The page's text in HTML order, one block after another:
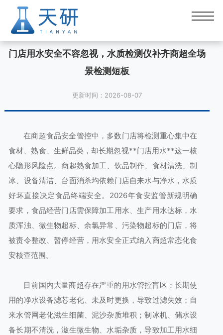
门店用水安全不容忽视，水质检测仪补齐商超全场
景检测短板
更新时间：2026-08-07
在商超食品安全管控中，多数门店将检测重心集中在
食材、熟食、生鲜品类，却长期忽视**门店用水**这一核
心隐形风险点。商超熟食加工、饮品制作、食材清洗、制
冰、设备清洁、台面消杀均依赖门店自来水与净水，水质
好坏直接决定食品终端安全。2026年食安监管新规明确
要求，食品经营门店需保障加工用水、生产用水达标，水
质浑浊、微生物超标、余氯异常、污染物超标的门店，将
被责令整改、暂停经营，用水安全正式纳入商超常态化食
安核查范围。
目前国内大量商超存在严重的用水管控盲区：长期使
用的净水设备滤芯老化、未及时更换，导致过滤失效；自
来水管网老化滋生细菌、泥沙杂质堆积；制冰机、储水设
备长期不清洗，滋生微生物、水垢杂质，导致加工用水细